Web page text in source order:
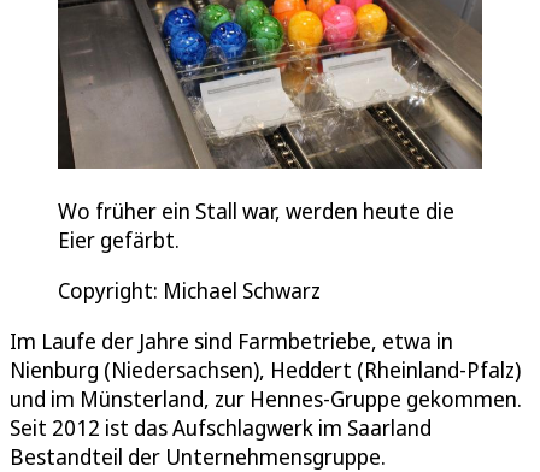
Wo früher ein Stall war, werden heute die
Eier gefärbt.
Copyright: Michael Schwarz
Im Laufe der Jahre sind Farmbetriebe, etwa in
Nienburg (Niedersachsen), Heddert (Rheinland-Pfalz)
und im Münsterland, zur Hennes-Gruppe gekommen.
Seit 2012 ist das Aufschlagwerk im Saarland
Bestandteil der Unternehmensgruppe.